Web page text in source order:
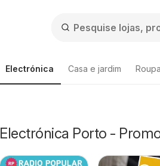
Electrónica Casa e jardim
Electrónica Porto -